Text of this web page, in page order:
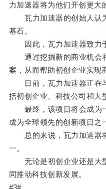
力加速器将为他们开创更大
瓦力加速器的创始人认
基石。
因此，瓦力加速器致力于
通过挖掘新的商业机会
案，从而帮助初创企业实现
目前，瓦力加速器正在
括初创企业、科技公司和大
最终，该项目将会成为
成为全球领先的创新项目之
总的来说，瓦力加速器
一。
无论是初创企业还是大
同推动科技创新发展。